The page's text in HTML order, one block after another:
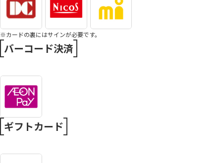
※カードの裏にはサインが必要です。
バーコード決済
ギフトカード